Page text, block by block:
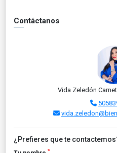
Contáctanos
Vida Zeledón
¿Prefieres que te
*